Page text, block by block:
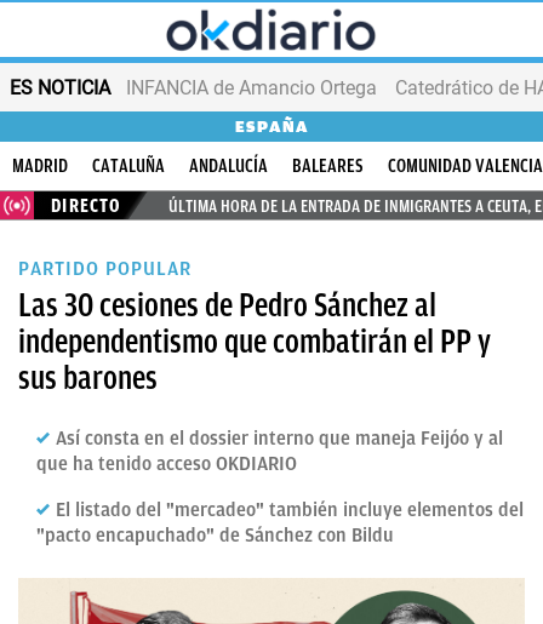
ES NOTICIA INFANCIA de Amancio Ortega
ESPAÑA
MADRID CATALUÑA ANDALUCÍA BALEARES
COMUNIDAD
DIRECTO
ÚLTIMA HORA DE LA ENTRADA DE INMIGRANTES A CEUTA,
PARTIDO POPULAR
Las 30 cesiones de Pedro Sánchez al
independentismo que combatirán el PP y
sus barones
Así consta en el dossier interno que maneja Feijóo y al
que ha tenido acceso OKDIARIO
El listado del "mercadeo" también incluye elementos del
"pacto encapuchado" de Sánchez con Bildu